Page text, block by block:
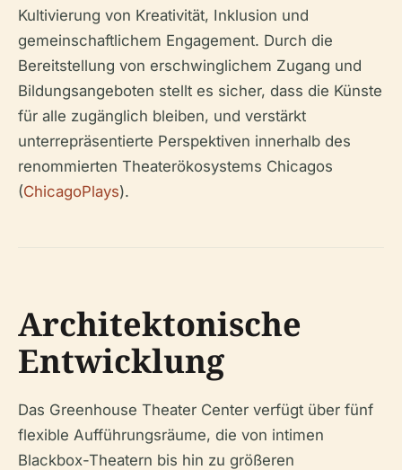
Kultivierung von Kreativität, Inklusion und
gemeinschaftlichem Engagement. Durch die
Bereitstellung von erschwinglichem Zugang und
Bildungsangeboten stellt es sicher, dass die Künste
für alle zugänglich bleiben, und verstärkt
unterrepräsentierte Perspektiven innerhalb des
renommierten Theaterökosystems Chicagos
(ChicagoPlays).
Architektonische
Entwicklung
Das Greenhouse Theater Center verfügt über fünf
flexible Aufführungsräume, die von intimen
Blackbox-Theatern bis hin zu größeren